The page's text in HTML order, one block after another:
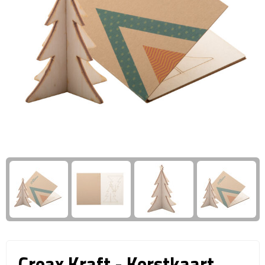
Business trolleys
Documententassen
Kledingtassen
Laptophoezen & -tassen
Reistassen & Trolleys
Reistassen
Trolleys
Giftcards
Wellness Giftsets